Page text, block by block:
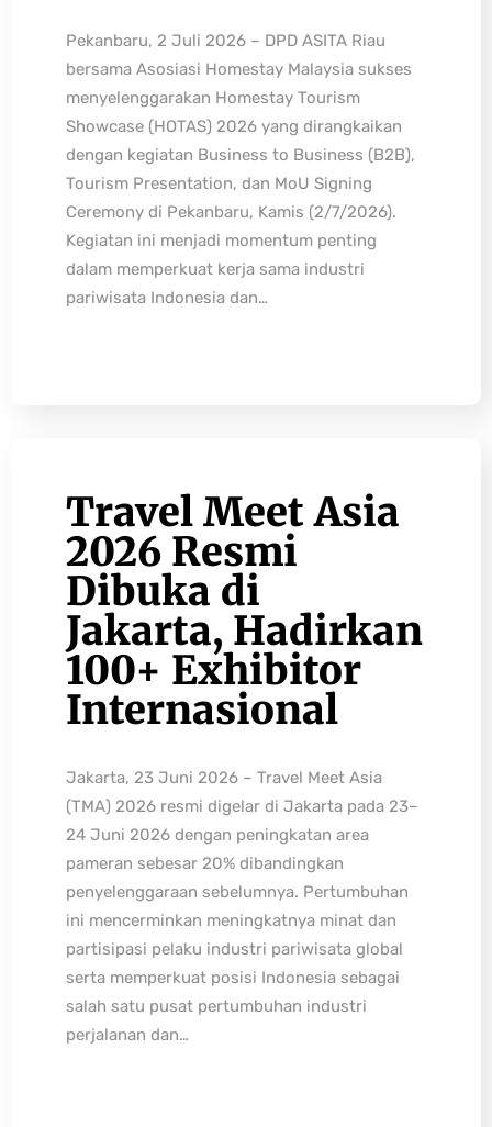
Pekanbaru, 2 Juli 2026 – DPD ASITA Riau
bersama Asosiasi Homestay Malaysia sukses
menyelenggarakan Homestay Tourism
Showcase (HOTAS) 2026 yang dirangkaikan
dengan kegiatan Business to Business (B2B),
Tourism Presentation, dan MoU Signing
Ceremony di Pekanbaru, Kamis (2/7/2026).
Kegiatan ini menjadi momentum penting
dalam memperkuat kerja sama industri
pariwisata Indonesia dan…
Travel Meet Asia
2026 Resmi
Dibuka di
Jakarta, Hadirkan
100+ Exhibitor
Internasional
Jakarta, 23 Juni 2026 – Travel Meet Asia
(TMA) 2026 resmi digelar di Jakarta pada 23–
24 Juni 2026 dengan peningkatan area
pameran sebesar 20% dibandingkan
penyelenggaraan sebelumnya. Pertumbuhan
ini mencerminkan meningkatnya minat dan
partisipasi pelaku industri pariwisata global
serta memperkuat posisi Indonesia sebagai
salah satu pusat pertumbuhan industri
perjalanan dan…